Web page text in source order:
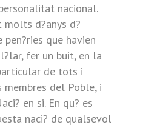
nacional.
molts d?anys d?
que havien
fer un buit, en la
de tots i
membres del Poble, i
en si. En qu? es
naci? de qualsevol